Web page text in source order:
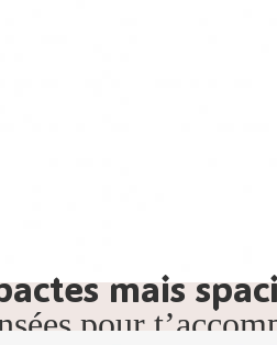
mais
pour